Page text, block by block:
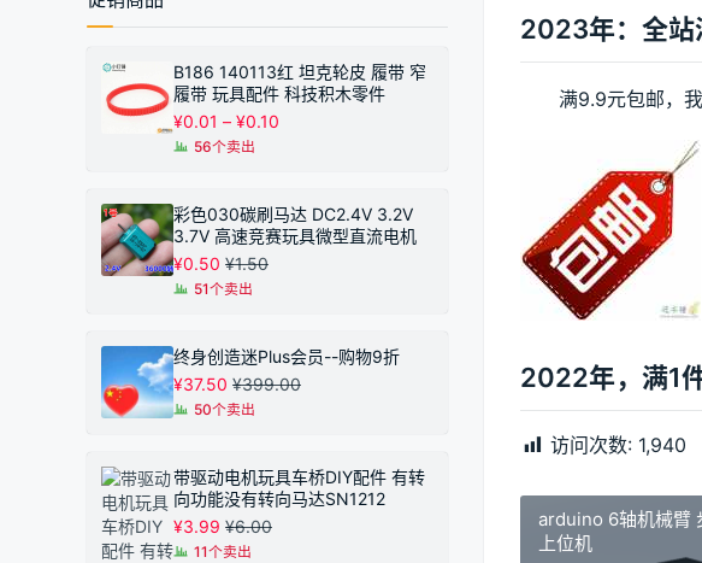
2023年：全站
满9.9元包邮，
2022年，满1
访问次数: 1,940
arduino 6轴机械臂
上位机
B186 140113红 坦克轮皮 履带 窄
履带 玩具配件 科技积木零件
¥0.01 – ¥0.10
¥0.01
至
¥0.10
56个卖出
彩色030碳刷马达 DC2.4V 3.2V
3.7V 高速竞赛玩具微型直流电机
¥0.50 ¥1.50
51个卖出
终身创造迷Plus会员--购物9折
¥37.50 ¥399.00
50个卖出
带驱动电机玩具车桥DIY配件 有转
向功能没有转向马达SN1212
¥3.99 ¥6.00
11个卖出